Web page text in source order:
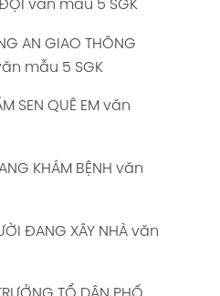
văn mẫu 5 SGK
AN GIAO THÔNG
mẫu 5 SGK
SEN QUÊ EM văn
KHÁM BỆNH văn
ĐANG XÂY NHÀ văn